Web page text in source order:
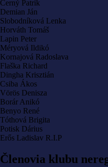
Černý Patrik
Demian Ján
Slobodníková Lenka
Horváth Tomáš
Lapin Peter
Méryová Ildikó
Kornajová Radoslava
Flaška Richard
Dingha Krisztián
Csiba Ákos
Vörös Denisza
Borár Anikó
Benyo René
Tóthová Brigita
Potisk Dárius
Erős Ladislav R.I.P
Členovia klubu